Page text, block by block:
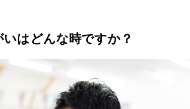
はどんな時ですか？